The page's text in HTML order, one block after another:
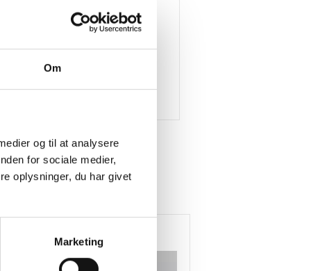
Om
og til at analysere
for sociale medier,
oplysninger, du har givet
Marketing
Køb mere og spar